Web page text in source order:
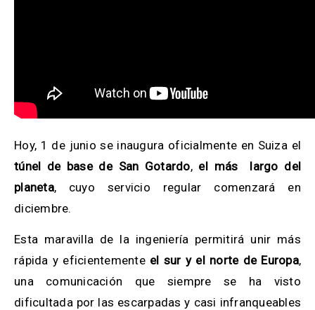
Hoy, 1 de junio se inaugura oficialmente en Suiza el
túnel de base de San Gotardo, el más largo del
planeta, cuyo servicio regular comenzará en
diciembre.
Esta maravilla de la ingeniería permitirá unir más
rápida y eficientemente el sur y el norte de Europa,
una comunicación que siempre se ha visto
dificultada por las escarpadas y casi infranqueables